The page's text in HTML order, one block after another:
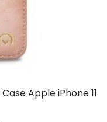
Apple iPhone 11